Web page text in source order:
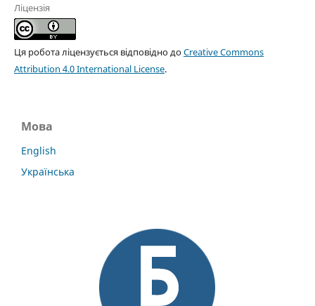
Ліцензія
Ця робота ліцензується відповідно доCreative Commons
Attribution 4.0 International License.
Мова
English
Українська